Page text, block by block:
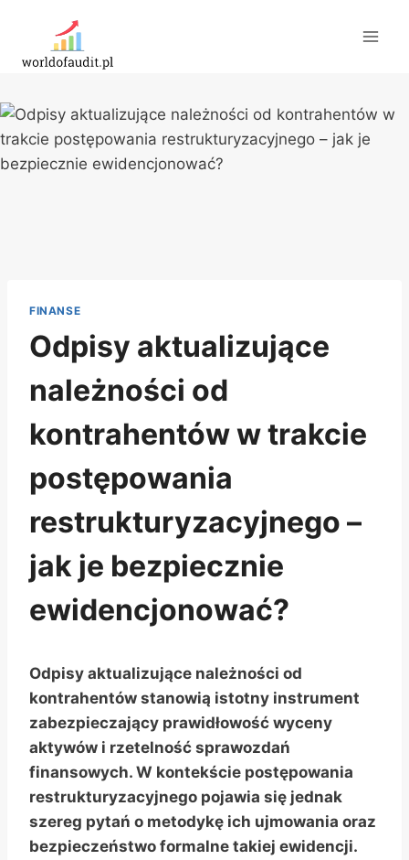
treści
FINANSE
Odpisy aktualizujące
należności od
kontrahentów w trakcie
postępowania
restrukturyzacyjnego –
jak je bezpiecznie
ewidencjonować?
Odpisy aktualizujące należności od
kontrahentów stanowią istotny instrument
zabezpieczający prawidłowość wyceny
aktywów i rzetelność sprawozdań
finansowych. W kontekście postępowania
restrukturyzacyjnego pojawia się jednak
szereg pytań o metodykę ich ujmowania oraz
bezpieczeństwo formalne takiej ewidencji.